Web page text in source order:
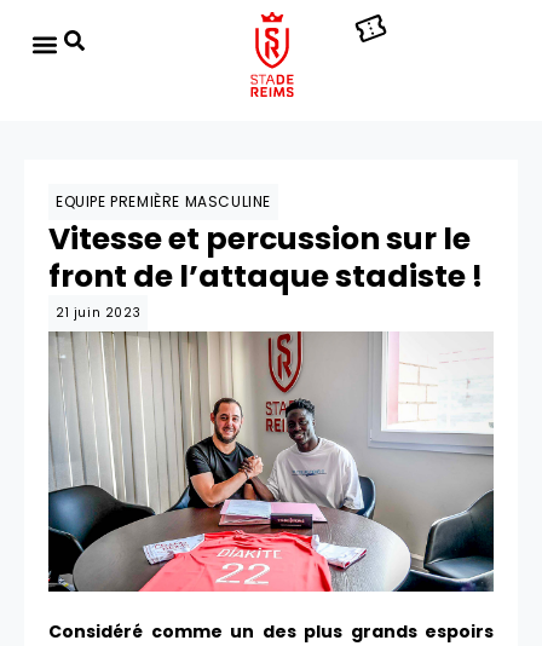
EQUIPE PREMIÈRE MASCULINE
Vitesse et percussion sur le
front de l’attaque stadiste !
21 juin 2023
Considéré comme un des plus grands espoirs